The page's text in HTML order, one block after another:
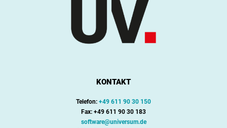
KONTAKT
Telefon: +49 611 90 30 150
Fax: +49 611 90 30 183
software@universum.de